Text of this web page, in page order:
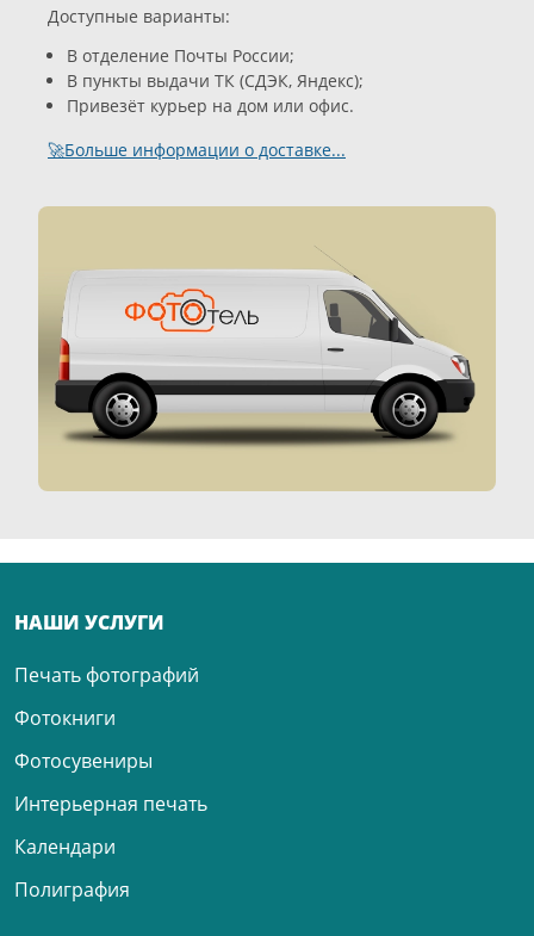
Доступные варианты:
В отделение Почты России;
В пункты выдачи ТК (СДЭК, Яндекс);
Привезёт курьер на дом или офис.
🚀Больше информации о доставке...
НАШИ УСЛУГИ
Печать фотографий
Фотокниги
Фотосувениры
Интерьерная печать
Календари
Полиграфия